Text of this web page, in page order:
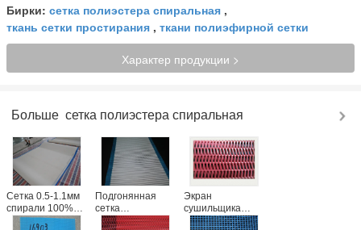
Бирки: сетка полиэстера спиральная ,
ткань сетки простирания , ткани полиэфирной сетки
Характер продукции >
Больше сетка полиэстера спиральная
Сетка 0.5-1.1мм
спирали 100%
полиэстер
Подгонянная
сетка
конвейерной
Экран
сушильщика
пояса ячеистой